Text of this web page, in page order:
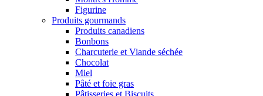
Figurine
Produits gourmands
Produits canadiens
Bonbons
Charcuterie et Viande séchée
Chocolat
Miel
Pâté et foie gras
Pâtisseries et Biscuits